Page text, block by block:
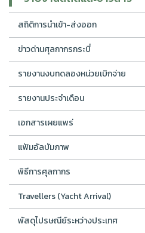
สถิติการนำเข้า-ส่งออก
ข่าวด่านศุลกากรกระบี่
รายงานงบทดลองหน่วยเบิกจ่าย
รายงานประจำเดือน
เอกสารเผยแพร่
แฟ้มอัลบัมภาพ
พิธีการศุลกากร
Travellers (Yacht Arrival)
พัสดุไปรษณีย์ระหว่างประเทศ